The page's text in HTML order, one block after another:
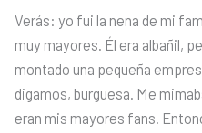
Verás: yo fui la nena de mi
muy mayores. Él era albañil,
montado una pequeña
digamos, burguesa. Me
eran mis mayores fans.